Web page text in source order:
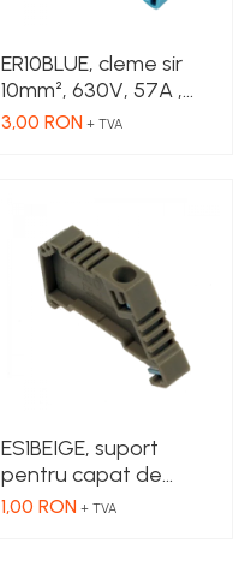
ER10BLUE, cleme sir
10mm², 630V, 57A ,
culoare albastru
3,00 RON + TVA
ES1BEIGE, suport
pentru capat de
cleme
1,00 RON + TVA